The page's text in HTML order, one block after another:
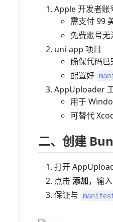
Apple 开发者账
需支付 99
免费账号无
uni-app 项目
确保代码
配置好
AppUploader
用于
可替代
二、创建
打开
点击 添加，输
保证与